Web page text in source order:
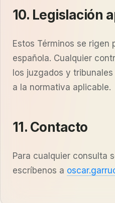
10. Legislación
Estos Términos se rigen
española. Cualquier
los juzgados y
a la normativa aplicable.
11. Contacto
Para cualquier consulta
escríbenos a